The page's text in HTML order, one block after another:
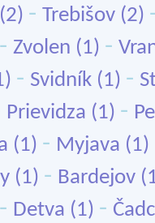
(2) - Trebišov (2)
- Zvolen (1) -
- Svidník (1) -
Prievidza (1) -
(1) - Myjava (1)
(1) - Bardejov
- Detva (1) -